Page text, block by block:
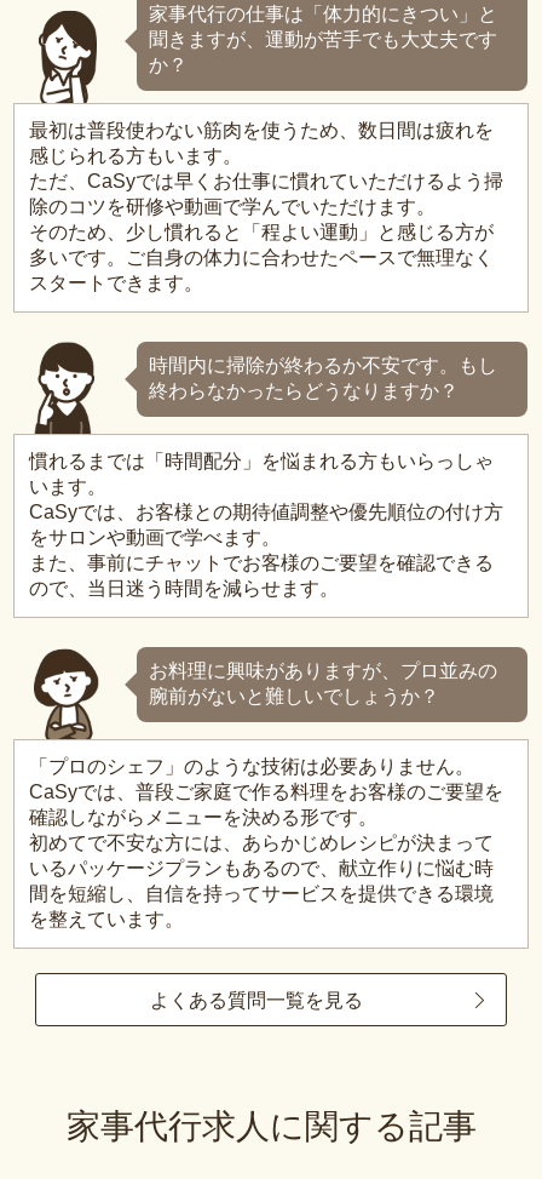
家事代行の仕事は「体力的にきつい」と
聞きますが、運動が苦手でも大丈夫です
か？
最初は普段使わない筋肉を使うため、数日間は疲れを
感じられる方もいます。
ただ、CaSyでは早くお仕事に慣れていただけるよう掃
除のコツを研修や動画で学んでいただけます。
そのため、少し慣れると「程よい運動」と感じる方が
多いです。ご自身の体力に合わせたペースで無理なく
スタートできます。
時間内に掃除が終わるか不安です。もし
終わらなかったらどうなりますか？
慣れるまでは「時間配分」を悩まれる方もいらっしゃ
います。
CaSyでは、お客様との期待値調整や優先順位の付け方
をサロンや動画で学べます。
また、事前にチャットでお客様のご要望を確認できる
ので、当日迷う時間を減らせます。
お料理に興味がありますが、プロ並みの
腕前がないと難しいでしょうか？
「プロのシェフ」のような技術は必要ありません。
CaSyでは、普段ご家庭で作る料理をお客様のご要望を
確認しながらメニューを決める形です。
初めてで不安な方には、あらかじめレシピが決まって
いるパッケージプランもあるので、献立作りに悩む時
間を短縮し、自信を持ってサービスを提供できる環境
を整えています。
よくある質問一覧を見る
家事代行求人に関する記事